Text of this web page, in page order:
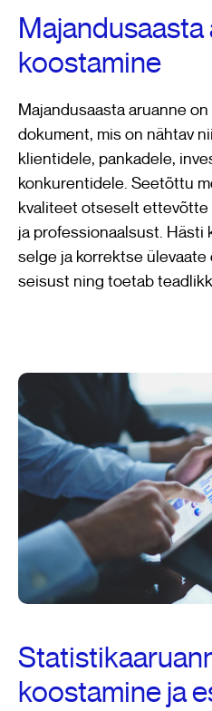
koostamine
Majandusaasta aruanne
dokument, mis on nähtav
klientidele, pankadele,
konkurentidele. Seetõttu
kvaliteet otseselt ettevõtte
ja professionaalsust. Hästi
selge ja korrektse
seisust ning toetab
koostamine ja